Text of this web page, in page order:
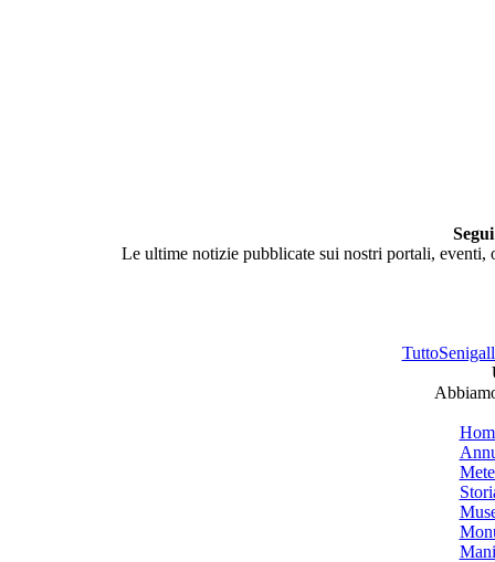
Le ultime notizie pubblicate sui nostri portali,